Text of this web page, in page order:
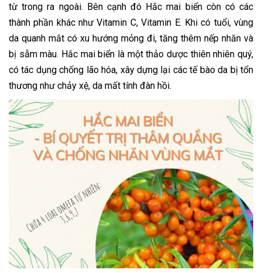
từ trong ra ngoài. Bên cạnh đó Hắc mai biển còn có các
thành phần khác như Vitamin C, Vitamin E. Khi có tuổi, vùng
da quanh mắt có xu hướng mỏng đi, tăng thêm nếp nhăn và
bị sẫm màu. Hắc mai biển là một thảo dược thiên nhiên quý,
có tác dụng chống lão hóa, xây dựng lại các tế bào da bị tổn
thương như chảy xệ, da mất tính đàn hồi.